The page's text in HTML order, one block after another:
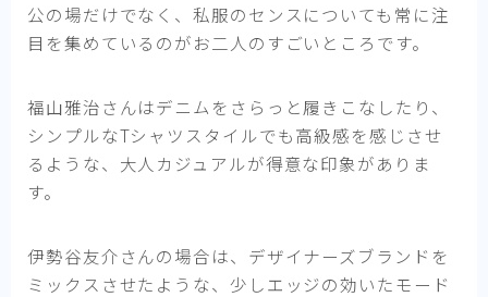
公の場だけでなく、私服のセンスについても常に注
目を集めているのがお二人のすごいところです。
福山雅治さんはデニムをさらっと履きこなしたり、
シンプルなTシャツスタイルでも高級感を感じさせ
るような、大人カジュアルが得意な印象がありま
す。
伊勢谷友介さんの場合は、デザイナーズブランドを
ミックスさせたような、少しエッジの効いたモード